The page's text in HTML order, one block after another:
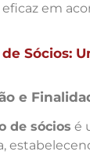
em
Sócios:
e
de sócios é